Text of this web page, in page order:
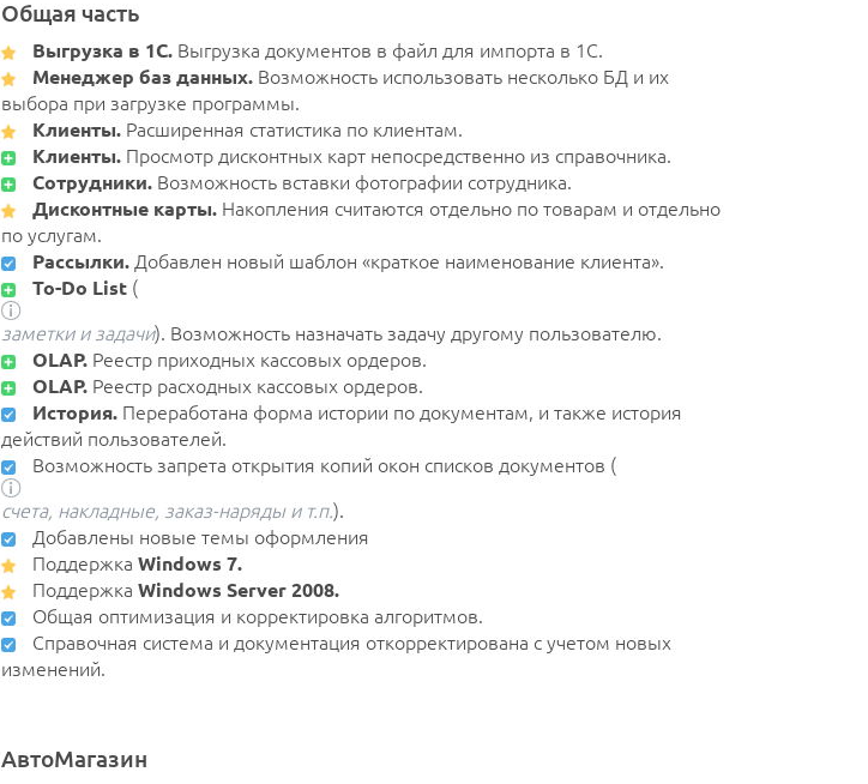
Общая часть
Выгрузка в 1С. Выгрузка документов в файл для импорта в 1С.
Менеджер баз данных. Возможность использовать несколько БД и их
выбора при загрузке программы.
Клиенты. Расширенная статистика по клиентам.
Клиенты. Просмотр дисконтных карт непосредственно из справочника.
Сотрудники. Возможность вставки фотографии сотрудника.
Дисконтные карты. Накопления считаются отдельно по товарам и отдельно
по услугам.
Рассылки. Добавлен новый шаблон «краткое наименование клиента».
To-Do List (
заметки и задачи). Возможность назначать задачу другому пользователю.
OLAP. Реестр приходных кассовых ордеров.
OLAP. Реестр расходных кассовых ордеров.
История. Переработана форма истории по документам, и также история
действий пользователей.
Возможность запрета открытия копий окон списков документов (
счета, накладные, заказ-наряды и т.п.).
Добавлены новые темы оформления
Поддержка Windows 7.
Поддержка Windows Server 2008.
Общая оптимизация и корректировка алгоритмов.
Справочная система и документация откорректирована с учетом новых
изменений.
АвтоМагазин